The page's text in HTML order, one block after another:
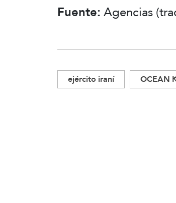
Fuente:Agencias
ejército iraní OCEAN